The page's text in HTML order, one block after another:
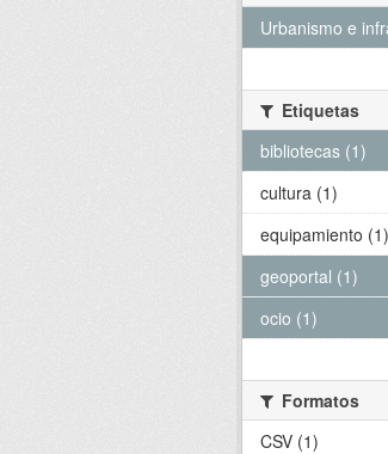
Urbanismo e
Etiquetas
bibliotecas (1)
cultura (1)
equipamiento (1)
geoportal (1)
ocio (1)
Formatos
CSV (1)